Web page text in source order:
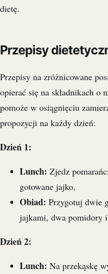
dietę.
Przepisy
Przepisy na zróżnicowane
opierać się na składnikach o
pomoże w osiągnięciu
propozycji na każdy dzień:
Dzień 1:
Lunch: Zjedz
gotowane jajko,
Obiad: Przygotuj dwie
jajkami, dwa pomidory i
Dzień 2:
Lunch: Na przekąskę